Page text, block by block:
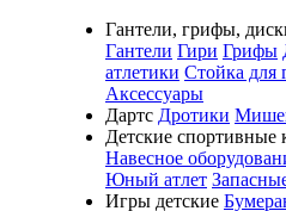
Гантели, грифы,
Гантели Гири Грифы
атлетики Стойка для
Аксессуары
Дартс Дротики
Детские спортивные
Навесное
Юный атлет
Игры детские